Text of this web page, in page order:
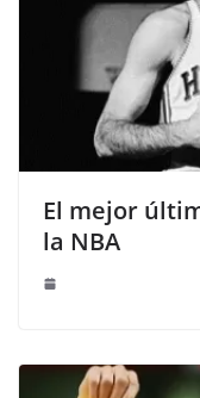
El mejor
la NBA